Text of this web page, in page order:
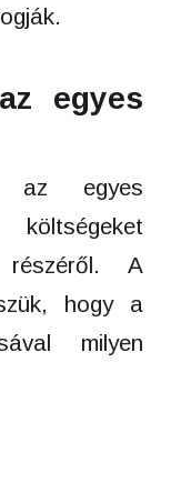
egyes
az egyes
költségeket
A
hogy a
milyen